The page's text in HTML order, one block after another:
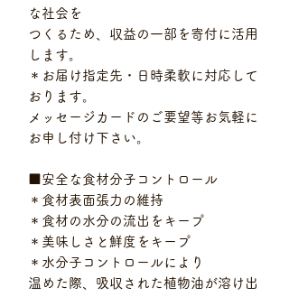
な社会を
つくるため、収益の一部を寄付に活用
します。
＊お届け指定先・日時柔軟に対応して
おります。
メッセージカードのご要望等お気軽に
お申し付け下さい。
■安全な食材分子コントロール
＊食材表面張力の維持
＊食材の水分の流出をキープ
＊美味しさと鮮度をキープ
＊水分子コントロールにより
温めた際、吸収された植物油が溶け出